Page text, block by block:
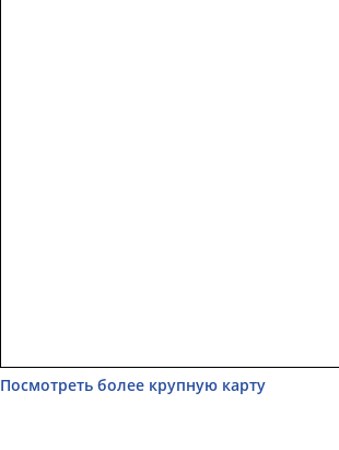
Посмотреть более крупную карту